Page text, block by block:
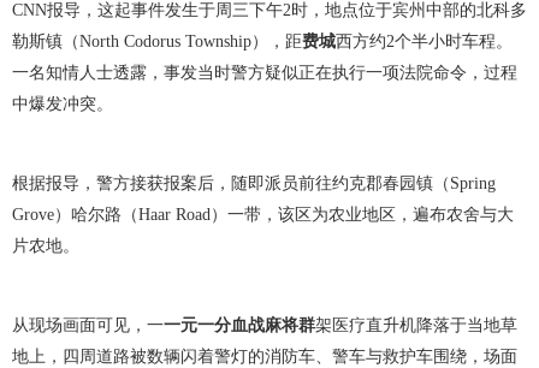
CNN报导，这起事件发生于周三下午2时，地点位于宾州中部的北科多
勒斯镇（North Codorus Township），距费城西方约2个半小时车程。
一名知情人士透露，事发当时警方疑似正在执行一项法院命令，过程
中爆发冲突。
根据报导，警方接获报案后，随即派员前往约克郡春园镇（Spring
Grove）哈尔路（Haar Road）一带，该区为农业地区，遍布农舍与大
片农地。
从现场画面可见，一一元一分血战麻将群架医疗直升机降落于当地草
地上，四周道路被数辆闪着警灯的消防车、警车与救护车围绕，场面